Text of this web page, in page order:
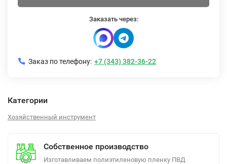
Заказать через:
Заказ по телефону: +7 (343) 382-36-22
Категории
Хозяйственный инструмент
Собственное производство
Изготавливаем полиэтиленовую пленку ПВД